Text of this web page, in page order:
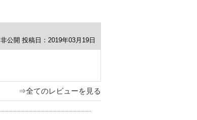
非公開 投稿日：2019年03月19日
⇒全てのレビューを見る